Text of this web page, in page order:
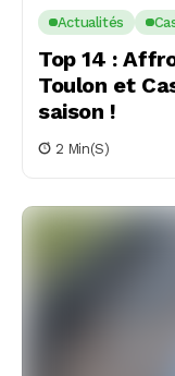
Actualités
Top 14 :
Toulon et
saison !
2 Min(s)